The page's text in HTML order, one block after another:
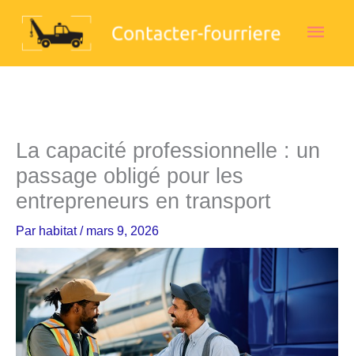
La capacité professionnelle : un
passage obligé pour les
entrepreneurs en transport
Par habitat/ mars 9, 2026